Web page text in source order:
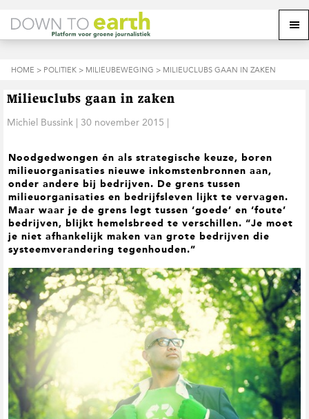
p
r
n
n
a
e
h
o
o
f
d
n
a
i
g
a
t
i
o
o
n
a
d
o
o
f
d
n
h
o
d
p
r
n
n
a
e
v
o
e
t
t
e
k
t
M
HOME > POLITIEK > MILIEUBEWEGING > MILIEUCLUBS GAAN IN ZAKEN
Milieuclubs gaan in zaken
Michiel Bussink | 30 november 2015 |
Noodgedwongen én als strategische keuze, boren
milieuorganisaties nieuwe inkomstenbronnen aan,
onder andere bij bedrijven. De grens tussen
milieuorganisaties en bedrijfsleven lijkt te vervagen.
Maar waar je de grens legt tussen ‘goede’ en ‘foute’
bedrijven, blijkt hemelsbreed te verschillen. “Je moet
je niet afhankelijk maken van grote bedrijven die
systeemverandering tegenhouden.”